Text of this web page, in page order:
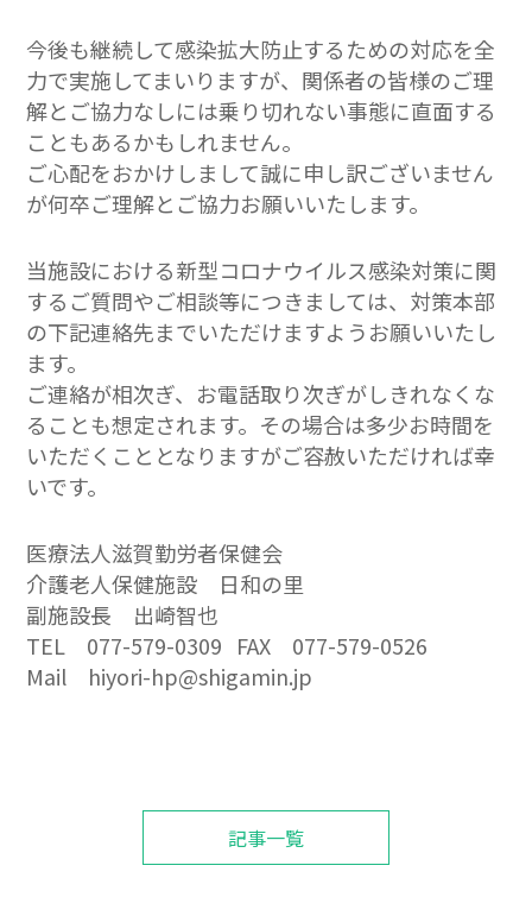
今後も継続して感染拡大防止するための対応を全
力で実施してまいりますが、関係者の皆様のご理
解とご協力なしには乗り切れない事態に直面する
こともあるかもしれません。
ご心配をおかけしまして誠に申し訳ございません
が何卒ご理解とご協力お願いいたします。
当施設における新型コロナウイルス感染対策に関
するご質問やご相談等につきましては、対策本部
の下記連絡先までいただけますようお願いいたし
ます。
ご連絡が相次ぎ、お電話取り次ぎがしきれなくな
ることも想定されます。その場合は多少お時間を
いただくこととなりますがご容赦いただければ幸
いです。
医療法人滋賀勤労者保健会
介護老人保健施設 日和の里
副施設長 出崎智也
TEL 077-579-0309 FAX 077-579-0526
Mail hiyori-hp@shigamin.jp
記事一覧